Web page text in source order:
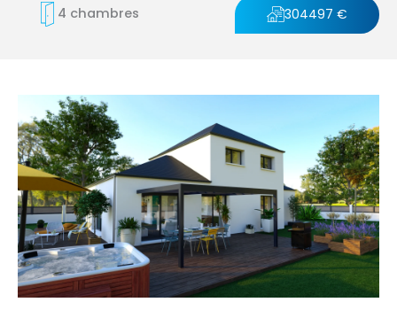
4 chambres
304497 €